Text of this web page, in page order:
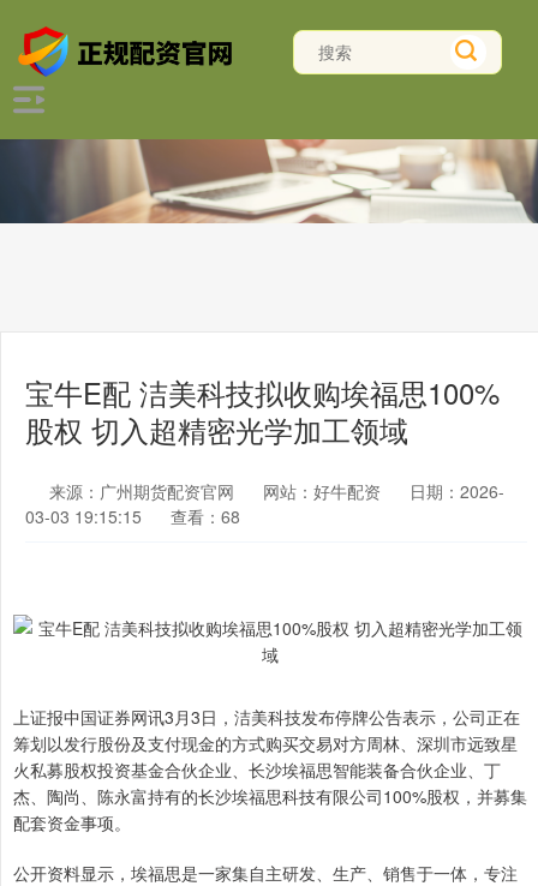
宝牛E配 洁美科技拟收购埃福思100%
股权 切入超精密光学加工领域
来源：广州期货配资官网 网站：好牛配资
日期：2026-
03-03 19:15:15
查看：68
上证报中国证券网讯3月3日，洁美科技发布停牌公告表示，公司正在
筹划以发行股份及支付现金的方式购买交易对方周林、深圳市远致星
火私募股权投资基金合伙企业、长沙埃福思智能装备合伙企业、丁
杰、陶尚、陈永富持有的长沙埃福思科技有限公司100%股权，并募集
配套资金事项。
公开资料显示，埃福思是一家集自主研发、生产、销售于一体，专注